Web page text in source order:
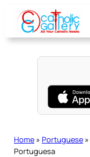
content
Home » Portuguese »
Portuguesa